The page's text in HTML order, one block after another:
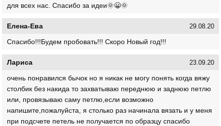
для всех нас. Спасибо за идеи🌞😀🌞
Елена-Ева 29.08.20
Спасибо!!!Будем пробовать!!! Скоро Новый год!!!
Лариса 23.09.20
очень понравился бычок но я никак не могу понять когда вяжу
столбик без накида то захватываю переднюю и заднюю петлю
или, провязываю саму петлю,если возможно
напишите,пожалуйста, я столько раз начинала вязать и у меня
при подсчете петель не получается по образцу спасибо